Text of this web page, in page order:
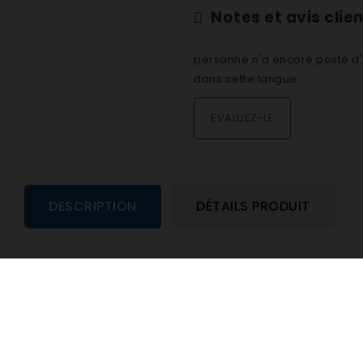
Notes et avis
personne n'a encore posté
dans cette langue
EVALUEZ-LE
DESCRIPTION DÉTAILS PRODUIT
ONT ÉGALEMENT ACHETÉ